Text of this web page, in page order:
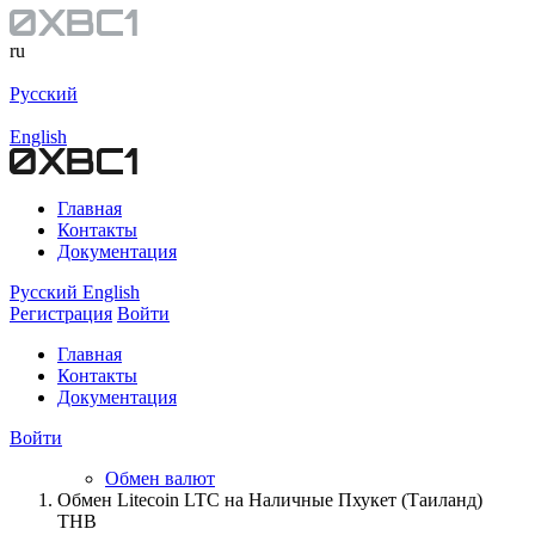
ru
Русский
English
Главная
Контакты
Документация
Русский English
Регистрация Войти
Главная
Контакты
Документация
Войти
Обмен валют
Обмен Litecoin LTC на Наличные Пхукет (Таиланд)
THB